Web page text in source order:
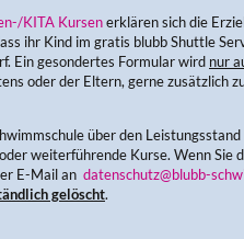
KITA Kursenerklären sich die
ihr Kind im gratis blubb Shuttle
Ein gesondertes Formular wird nur
oder der Eltern, gerne zusätzlich
über den
weiterführende Kurse. Wenn Sie
E-Mail an datenschutz@blubb-
gelöscht.